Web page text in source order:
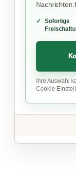
Sofortige
Ihre Auswahl
Cookie-